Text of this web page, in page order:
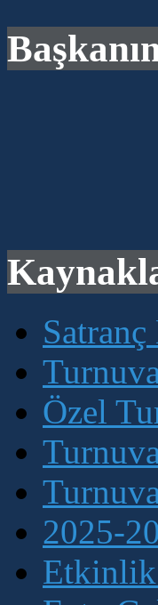
Özel
2025-